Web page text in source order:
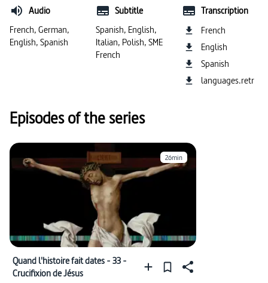
#personnalités historiques (France)
#personnalités importantes (histoire)
#Louis XVI (roi France)
Audio
French, German,
English, Spanish
Subtitle
Spanish, English,
Italian, Polish, SME
French
Transcription
French
English
Spanish
languages.retr
Episodes of the series
26min
Quand l'histoire fait dates - 33 -
Crucifixion de Jésus